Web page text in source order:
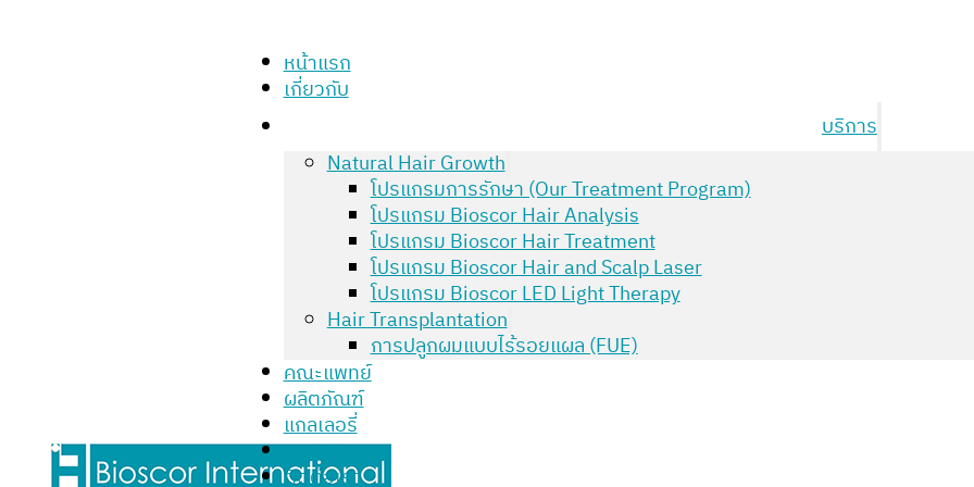
หน้าแรก
เกี่ยวกับ
บริการ
Natural Hair Growth
โปรแกรมการรักษา (Our Treatment Program)
โปรแกรม Bioscor Hair Analysis
โปรแกรม Bioscor Hair Treatment
โปรแกรม Bioscor Hair and Scalp Laser
โปรแกรม Bioscor LED Light Therapy
Hair Transplantation
การปลูกผมแบบไร้รอยแผล (FUE)
คณะแพทย์
ผลิตภัณฑ์
แกลเลอรี่
บทความ
ติดต่อเรา